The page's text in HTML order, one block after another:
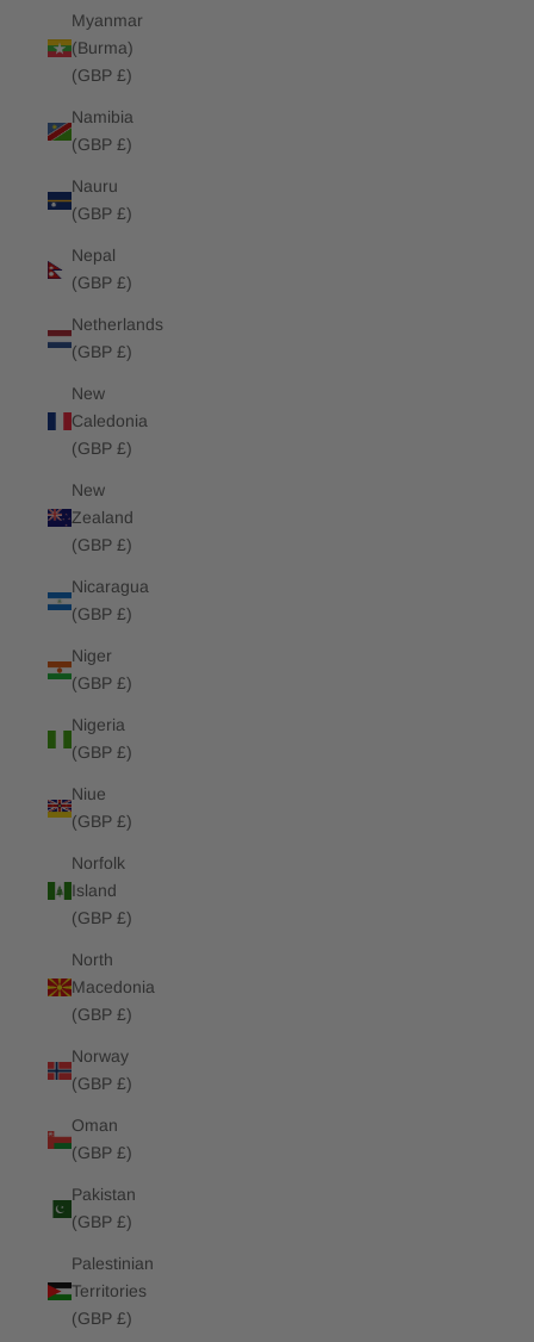
Myanmar
(Burma)
(GBP £)
Namibia
(GBP £)
Nauru
(GBP £)
Nepal
(GBP £)
Netherlands
(GBP £)
New
Caledonia
(GBP £)
New
Zealand
(GBP £)
Nicaragua
(GBP £)
Niger
(GBP £)
Nigeria
(GBP £)
Niue
(GBP £)
Norfolk
Island
(GBP £)
North
Macedonia
(GBP £)
Norway
(GBP £)
Oman
(GBP £)
Pakistan
(GBP £)
Palestinian
Territories
(GBP £)